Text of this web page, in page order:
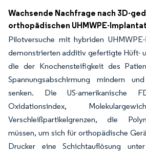
Wachsende Nachfrage nach 3D-
orthopädischen UHMWPE-
Pilotversuche mit hybriden UHMWPE-
demonstrierten additiv gefertigte Hüft-
die der Knochensteifigkeit des
Spannungsabschirmung mindern
senken. Die US-amerikanische
Oxidationsindex,
Verschleißpartikelgrenzen, die
müssen, um sich für orthopädische
Drucker eine Schichtauflösung